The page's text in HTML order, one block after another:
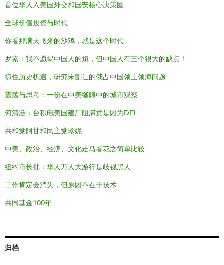
首位华人入美国外交和国安核心决策圈
全球价值投资与时代
你看那满天飞来的沙鸡，就是这个时代
罗素：我不愿揭中国人的短，但中国人有三个很大的缺点！
抓住历史机遇，研究未割让的俄占中国领土领海问题
震荡与思考：一份在中美缝隙中的城市观察
何清涟：台积电美国建厂阻滞竟是因为DEI
共和党阿甘和民主党珍妮
中美、政治、经济、文化走马看花之简单比较
纽约市长批：华人万人大游行是歧视黑人
工作肯定会消失，但原因不在于技术
共同基金100年
归档